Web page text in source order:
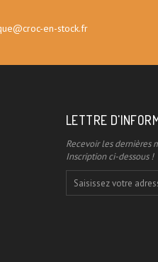
en-stock.fr
LETTRE
Recevoir les dernières
Inscription ci-dessous !